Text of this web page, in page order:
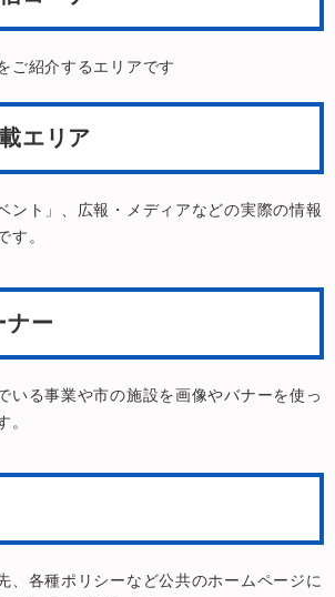
ご紹介するエリアです
エリア
ント」、広報・メディアなどの実際の情報
す。
ナー
いる事業や市の施設を画像やバナーを使っ
。
、各種ポリシーなど公共のホームページに